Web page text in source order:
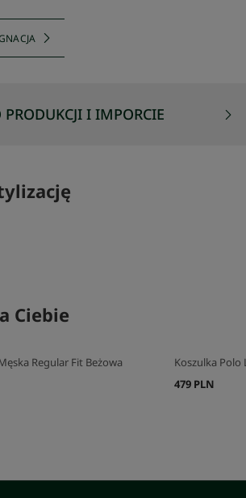
I IMPORCIE
Ciebie
Regular Fit Beżowa
Koszulka Polo
479 PLN